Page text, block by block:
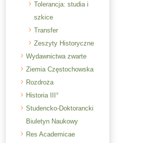
Tolerancja: studia i
szkice
Transfer
Zeszyty Historyczne
Wydawnictwa zwarte
Ziemia Częstochowska
Rozdroża
Historia III°
Studencko-Doktorancki
Biuletyn Naukowy
Res Academicae